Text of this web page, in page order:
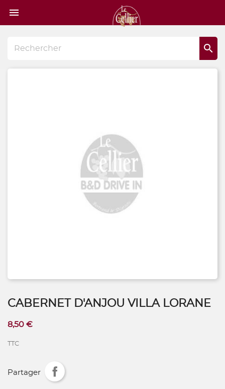


CABERNET D'ANJOU VILLA LORANE
8,50 €
TTC
Partager